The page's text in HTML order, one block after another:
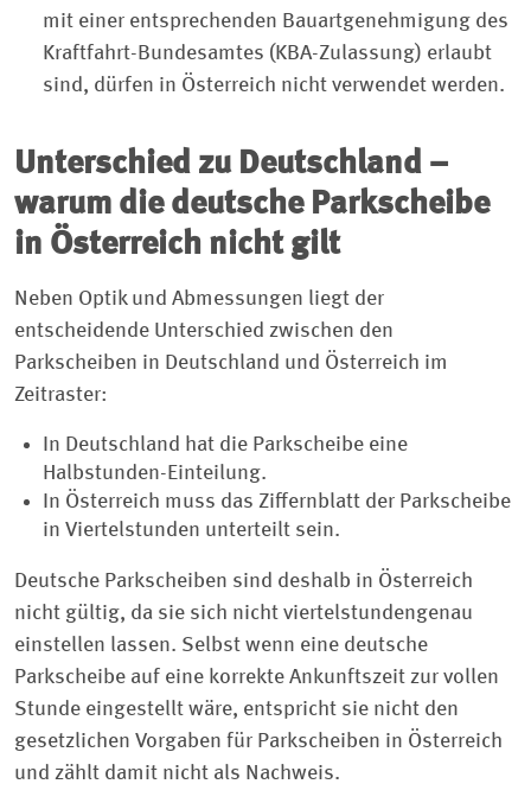
mit einer entsprechenden Bauartgenehmigung des
Kraftfahrt-Bundesamtes (KBA-Zulassung) erlaubt
sind, dürfen in Österreich nicht verwendet werden.
Unterschied zu Deutschland –
warum die deutsche Parkscheibe
in Österreich nicht gilt
Neben Optik und Abmessungen liegt der
entscheidende Unterschied zwischen den
Parkscheiben in Deutschland und Österreich im
Zeitraster:
In Deutschland hat die Parkscheibe eine
Halbstunden-Einteilung.
In Österreich muss das Ziffernblatt der Parkscheibe
in Viertelstunden unterteilt sein.
Deutsche Parkscheiben sind deshalb in Österreich
nicht gültig, da sie sich nicht viertelstundengenau
einstellen lassen. Selbst wenn eine deutsche
Parkscheibe auf eine korrekte Ankunftszeit zur vollen
Stunde eingestellt wäre, entspricht sie nicht den
gesetzlichen Vorgaben für Parkscheiben in Österreich
und zählt damit nicht als Nachweis.